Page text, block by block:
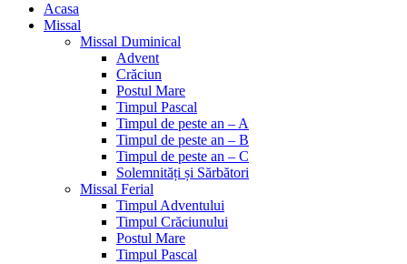
Acasa
Missal
Missal Duminical
Advent
Crăciun
Postul Mare
Timpul Pascal
Timpul de peste an – A
Timpul de peste an – B
Timpul de peste an – C
Solemnități și Sărbători
Missal Ferial
Timpul Adventului
Timpul Crăciunului
Postul Mare
Timpul Pascal